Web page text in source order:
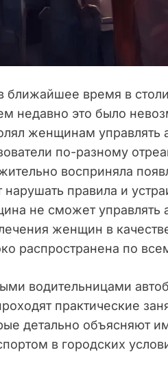
ближайшее время в
недавно это было
женщинам управлять
по-разному
восприняла
нарушать правила и
не сможет управлять
женщин в
распространена по
водительницами
практические
детально объясняют
в городских